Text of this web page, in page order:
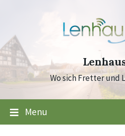
Wo sich Fretter und
Menu